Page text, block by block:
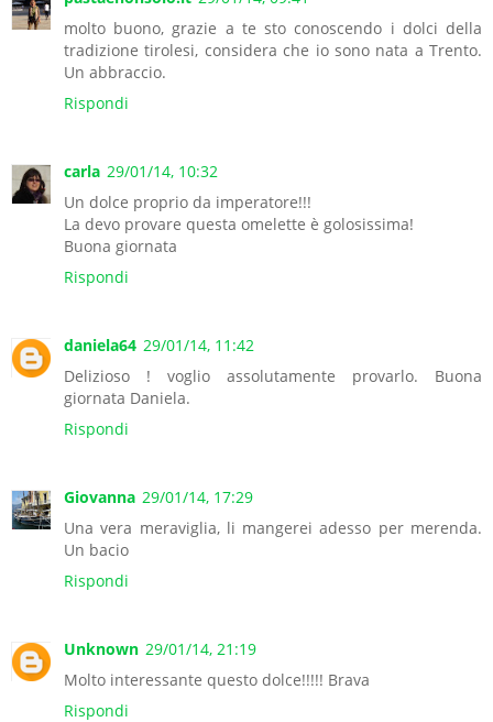
molto buono, grazie a te sto conoscendo i dolci della
tradizione tirolesi, considera che io sono nata a Trento.
Un abbraccio.
Rispondi
carla 29/01/14, 10:32
Un dolce proprio da imperatore!!!
La devo provare questa omelette è golosissima!
Buona giornata
Rispondi
daniela64 29/01/14, 11:42
Delizioso ! voglio assolutamente provarlo. Buona
giornata Daniela.
Rispondi
Giovanna 29/01/14, 17:29
Una vera meraviglia, li mangerei adesso per merenda.
Un bacio
Rispondi
Unknown 29/01/14, 21:19
Molto interessante questo dolce!!!!! Brava
Rispondi